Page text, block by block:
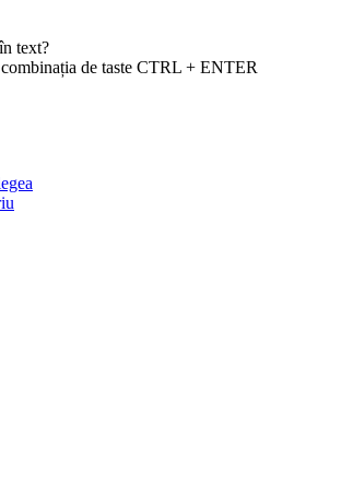
text?
combinația de taste CTRL + ENTER